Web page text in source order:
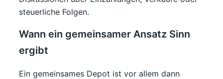
steuerliche Folgen.
Wann ein gemeinsamer Ansatz Sinn
ergibt
Ein gemeinsames Depot ist vor allem dann